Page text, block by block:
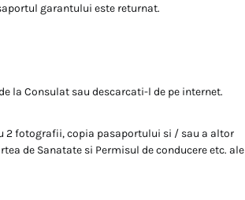
garantului este returnat.
la Consulat sau descarcati-l de pe internet.
fotografii, copia pasaportului si / sau a altor
de Sanatate si Permisul de conducere etc. ale